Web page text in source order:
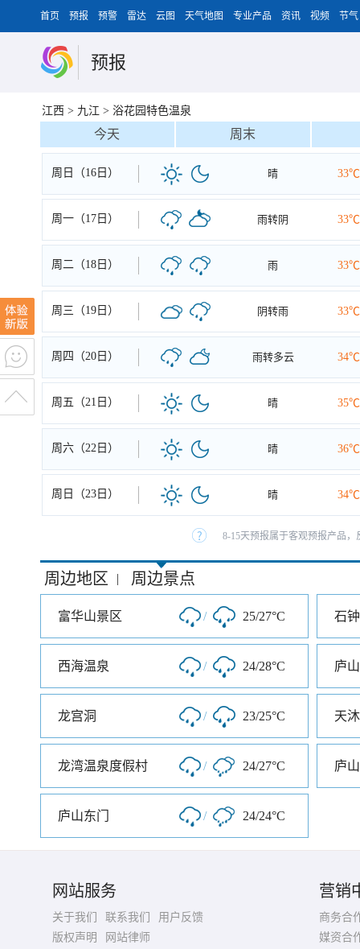
首页 预报 预警 雷达 云图 天气地图 专业产品 资讯 视频 节气
预报
江西 > 九江 > 浴花园特色温泉
今天 周末
周日（16日） 晴 33℃
周一（17日） 雨转阴 33℃
周二（18日） 雨 33℃
周三（19日） 阴转雨 33℃
周四（20日） 雨转多云 34℃
周五（21日） 晴 35℃
周六（22日） 晴 36℃
周日（23日） 晴 34℃
8-15天预报属于客观预报产品
周边地区 | 周边景点
富华山景区 / 25/27°C 石
西海温泉 / 24/28°C 庐
龙宫洞 / 23/25°C
龙湾温泉度假村 / 24/27°C 庐
庐山东门 / 24/24°C
网站服务
关于我们 联系我们
用户反馈
版权声明
网站律师
营销
商务合
媒资合